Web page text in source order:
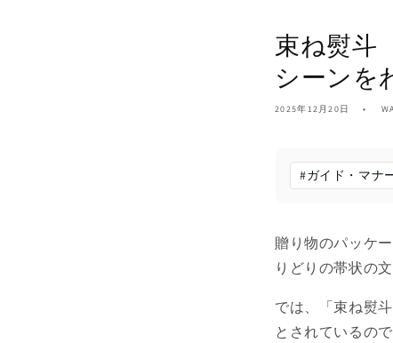
束ね熨斗
シーンを
2025年12月20日
#ガイド・マナ
贈り物のパッケ
りどりの帯状の
では、「束ね熨
とされているの